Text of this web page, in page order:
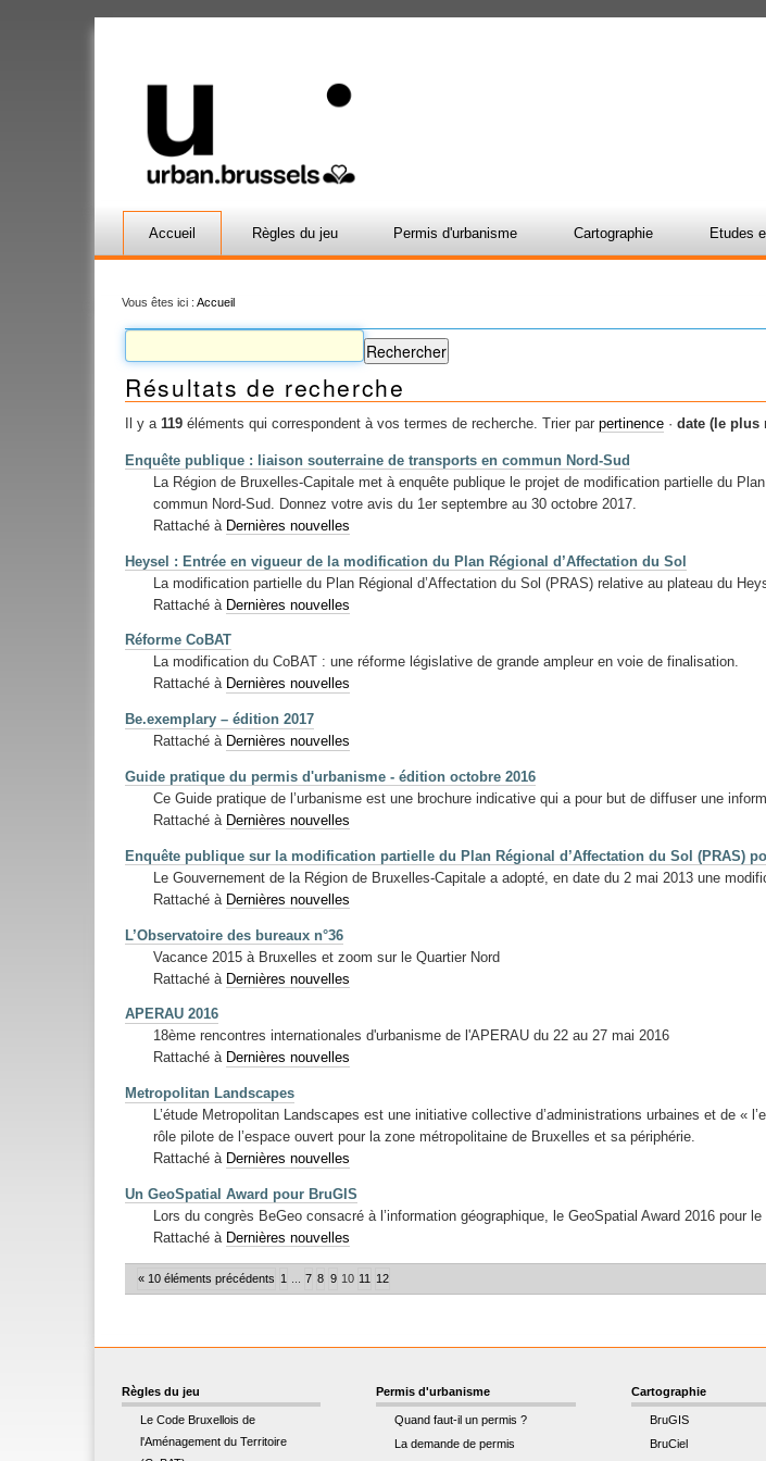
Accueil Règles du jeu Permis d'urbanisme Cartographie Etudes
Vous êtes ici : Accueil
Résultats de recherche
Il y a 119 éléments qui correspondent à vos termes de recherche. Trier par pertinence · date (le plus
Enquête publique : liaison souterraine de transports en commun Nord-Sud
La Région de Bruxelles-Capitale met à enquête publique le projet de modification partielle du
commun Nord-Sud. Donnez votre avis du 1er septembre au 30 octobre 2017.
Rattaché à Dernières nouvelles
Heysel : Entrée en vigueur de la modification du Plan Régional d’Affectation du Sol
La modification partielle du Plan Régional d’Affectation du Sol (PRAS) relative au plateau du
Rattaché à Dernières nouvelles
Réforme CoBAT
La modification du CoBAT : une réforme législative de grande ampleur en voie de finalisation.
Rattaché à Dernières nouvelles
Be.exemplary – édition 2017
Rattaché à Dernières nouvelles
Guide pratique du permis d'urbanisme - édition octobre 2016
Ce Guide pratique de l’urbanisme est une brochure indicative qui a pour but de diffuser une
Rattaché à Dernières nouvelles
Enquête publique sur la modification partielle du Plan Régional d’Affectation du Sol (PRAS)
Le Gouvernement de la Région de Bruxelles-Capitale a adopté, en date du 2 mai 2013 une
Rattaché à Dernières nouvelles
L’Observatoire des bureaux n°36
Vacance 2015 à Bruxelles et zoom sur le Quartier Nord
Rattaché à Dernières nouvelles
APERAU 2016
18ème rencontres internationales d'urbanisme de l'APERAU du 22 au 27 mai 2016
Rattaché à Dernières nouvelles
Metropolitan Landscapes
L’étude Metropolitan Landscapes est une initiative collective d’administrations urbaines et de «
rôle pilote de l’espace ouvert pour la zone métropolitaine de Bruxelles et sa périphérie.
Rattaché à Dernières nouvelles
Un GeoSpatial Award pour BruGIS
Lors du congrès BeGeo consacré à l’information géographique, le GeoSpatial Award 2016 pour
Rattaché à Dernières nouvelles
« 10 éléments précédents 1 7 8 9 10 11 12
Règles du jeu
Le Code Bruxellois de
l'Aménagement du Territoire
Permis d'urbanisme
Quand faut-il un permis ?
La demande de permis
Cartographie
BruGIS
BruCiel